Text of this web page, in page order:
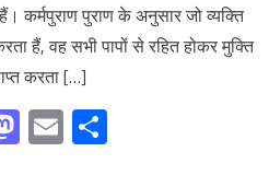
कर्मपुराण पुराण के अनुसार जो व्यक्ति
हैं, वह सभी पापों से रहित होकर मुक्ति
करता […]
Mastodon
Email